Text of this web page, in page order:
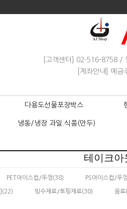
[고객센터] 02-516-8758 /
[계좌안내] 예
다용도선물포장박스
냉동/냉장 과일.식품(만두)
테이크
PET아이스컵/뚜껑(38) PS아이스컵/뚜껑
(22) 빙수재료/토핑재료(30) 음료